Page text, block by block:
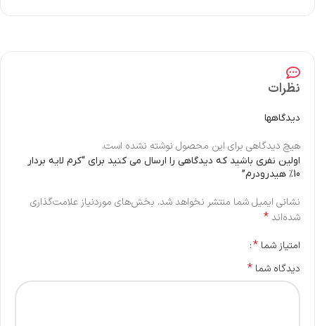
نظرات
دیدگاهها
هیچ دیدگاهی برای این محصول نوشته نشده است.
اولین نفری باشید که دیدگاهی را ارسال می کنید برای “كرم لایه بردار
10% هیدرودرم”
نشانی ایمیل شما منتشر نخواهد شد. بخش‌های موردنیاز علامت‌گذاری
شده‌اند*
امتیاز شما *
دیدگاه شما *